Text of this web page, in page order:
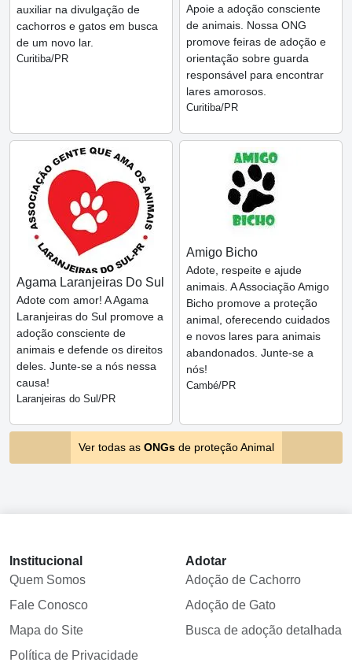
auxiliar na divulgação de
cachorros e gatos em busca
de um novo lar.
Curitiba/PR
Apoie a adoção consciente
de animais. Nossa ONG
promove feiras de adoção e
orientação sobre guarda
responsável para encontrar
lares amorosos.
Curitiba/PR
Agama Laranjeiras Do Sul
Adote com amor! A Agama
Laranjeiras do Sul promove a
adoção consciente de
animais e defende os direitos
deles. Junte-se a nós nessa
causa!
Laranjeiras do Sul/PR
Amigo Bicho
Adote, respeite e ajude
animais. A Associação Amigo
Bicho promove a proteção
animal, oferecendo cuidados
e novos lares para animais
abandonados. Junte-se a
nós!
Cambé/PR
Ver todas as ONGsde proteção Animal
Institucional
Quem Somos
Fale Conosco
Mapa do Site
Política de Privacidade
Adotar
Adoção de Cachorro
Adoção de Gato
Busca de adoção detalhada